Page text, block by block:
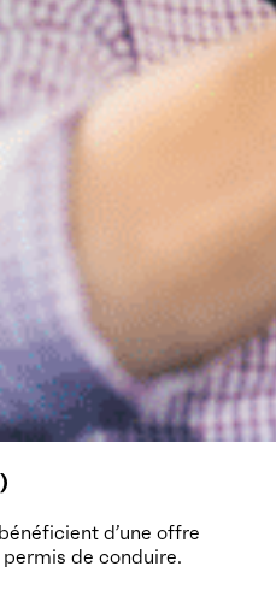
d’une offre
de conduire.